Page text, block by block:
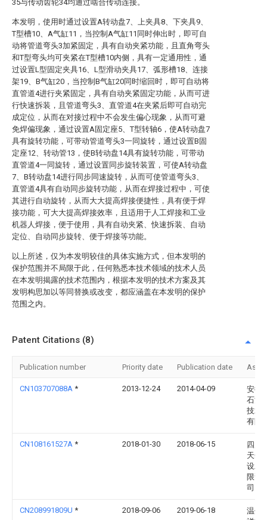
35与传动齿轮34均通过啮合传动连接。
本发明，使用时通过设置A转动盘7、上夹具8、下夹具9、
T型槽10、A气缸11，当控制A气缸11同时伸出时，即可自
动将管道弯头3加紧固定，具有自动夹紧功能，且直角弯头
和T型弯头均可夹紧在T型槽10内侧，具有一定通用性，通
过设置L型固定夹具16、L型滑动夹具17、弧形槽18、连接
架19、B气缸20，当控制B气缸20同时缩回时，即可自动将
直管道4进行夹紧固定，具有自动夹紧固定功能，从而可进
行快速拆装，且管道弯头3、直管道4在夹紧后即可自动完
成定位，从而在对接过程中不会发生偏心现象，从而可避
免焊偏现象，通过设置A固定座5、T型转轴6，使A转动盘7
具有旋转功能，可带动管道弯头3一同旋转，通过设置B固
定座12、转动管13，使B转动盘14具有旋转功能，可带动
直管道4一同旋转，通过设置同步旋转装置，可使A转动盘
7、B转动盘14进行同步同速旋转，从而可使管道弯头3、
直管道4具有自动同步旋转功能，从而在焊接过程中，可使
其进行自动旋转，从而大大提高焊接便捷性，具有便于焊
接功能，可大大提高焊接效率，且适用于人工焊接和工业
机器人焊接，便于使用，具有自动夹紧、快速拆装、自动
定位、自动同步旋转、便于焊接等功能。
以上所述，仅为本发明较佳的具体实施方式，但本发明的
保护范围并不局限于此，任何熟悉本技术领域的技术人员
在本发明揭露的技术范围内，根据本发明的技术方案及其
发明构思加以等同替换或改变，都应涵盖在本发明的保护
范围之内。
Patent Citations (8)
Publication number Priority date Publication date
CN103707088A * 2013-12-24 2014-04-09
安徽
石油
技术
有限
CN108161527A * 2018-01-30 2018-06-15
四川
天然
设工
限责
司
CN208991809U * 2018-09-06 2019-06-18
温州